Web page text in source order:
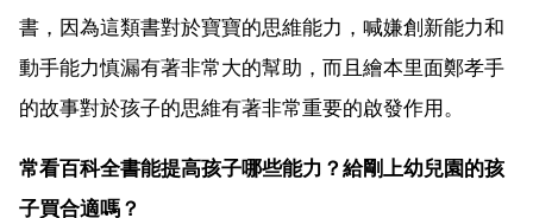
書，因為這類書對於寶寶的思維能力，喊嫌創新能力和
動手能力慎漏有著非常大的幫助，而且繪本里面鄭孝手
的故事對於孩子的思維有著非常重要的啟發作用。
常看百科全書能提高孩子哪些能力？給剛上幼兒園的孩
子買合適嗎？